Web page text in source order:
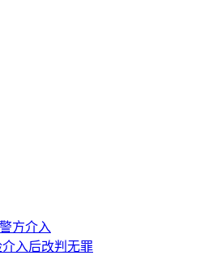
方介入
入后改判无罪